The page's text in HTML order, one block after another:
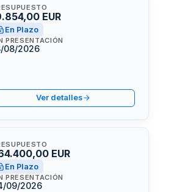
EUR
En Plazo
PRESENTACIÓN
08/2026
Ver detalles
EUR
En Plazo
PRESENTACIÓN
09/2026